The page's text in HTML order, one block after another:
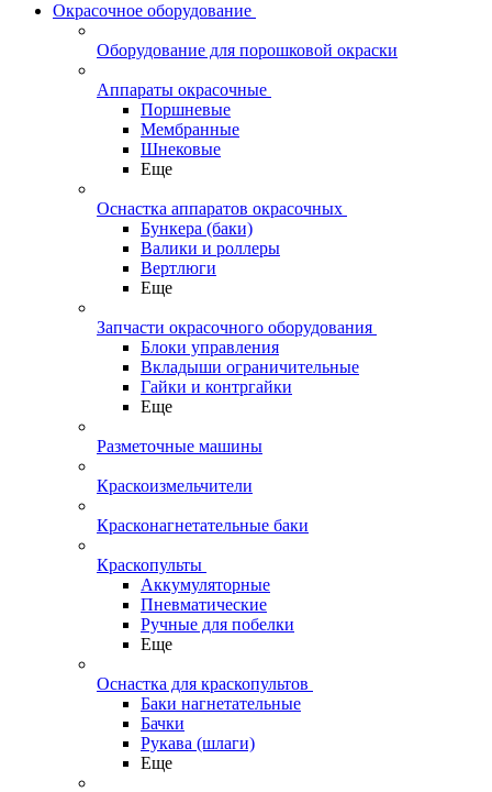
Окрасочное оборудование
Оборудование для порошковой окраски
Аппараты окрасочные
Поршневые
Мембранные
Шнековые
Еще
Оснастка аппаратов окрасочных
Бункера (баки)
Валики и роллеры
Вертлюги
Еще
Запчасти окрасочного оборудования
Блоки управления
Вкладыши ограничительные
Гайки и контргайки
Еще
Разметочные машины
Краскоизмельчители
Красконагнетательные баки
Краскопульты
Аккумуляторные
Пневматические
Ручные для побелки
Еще
Оснастка для краскопультов
Баки нагнетательные
Бачки
Рукава (шлаги)
Еще